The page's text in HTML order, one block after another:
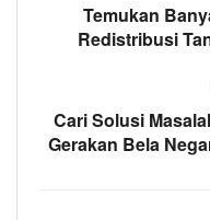
Temukan
Redistribusi
Cari Solusi
Gerakan Bela